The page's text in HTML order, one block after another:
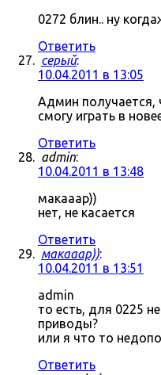
0272 блин.. ну
Ответить
серый:
10.04.2011 в 13:05
Админ получается,
смогу играть в
Ответить
admin:
10.04.2011 в 13:48
макааар))
нет, не касается
Ответить
макааар)):
10.04.2011 в 13:51
admin
то есть, для 0225
приводы?
или я что то
Ответить